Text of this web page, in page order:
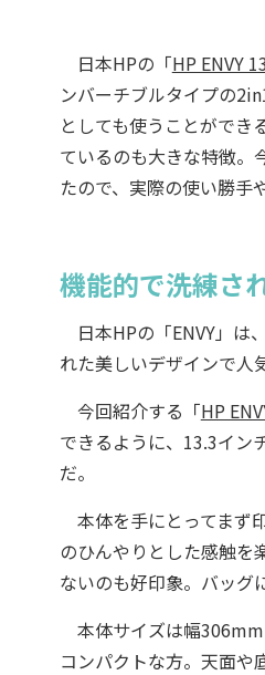
日本HPの「HP ENVY
ンバーチブルタイプの
としても使うことができ
ているのも大きな特徴。
たので、実際の使い勝手
機能的で洗練さ
日本HPの「ENVY」は
れた美しいデザインで人
今回紹介する「HP
できるように、13.3イン
だ。
本体を手にとってまず
のひんやりとした感触を
ないのも好印象。バッグ
本体サイズは幅
コンパクトな方。天面や